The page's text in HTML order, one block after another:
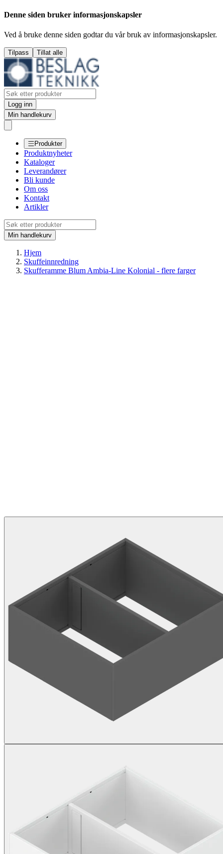
Denne siden bruker informasjonskapsler
Ved å bruke denne siden godtar du vår bruk av informasjonskapsler.
Tilpass Tillat alle
Logg inn
Min handlekurv
Produkter
Produktnyheter
Kataloger
Leverandører
Bli kunde
Om oss
Kontakt
Artikler
Min handlekurv
Hjem
Skuffeinnredning
Skufferamme Blum Ambia-Line Kolonial - flere farger